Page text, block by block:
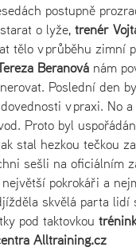
postupně
o lyže, trenér
tělo v průběhu zimní
Beranová nám
Poslední den
v praxi. No
Proto byl
stal hezkou tečkou
sešli na oficiálním
pokrokáři a
skvělá parta lidí
pod taktovkou
Alltraining.cz